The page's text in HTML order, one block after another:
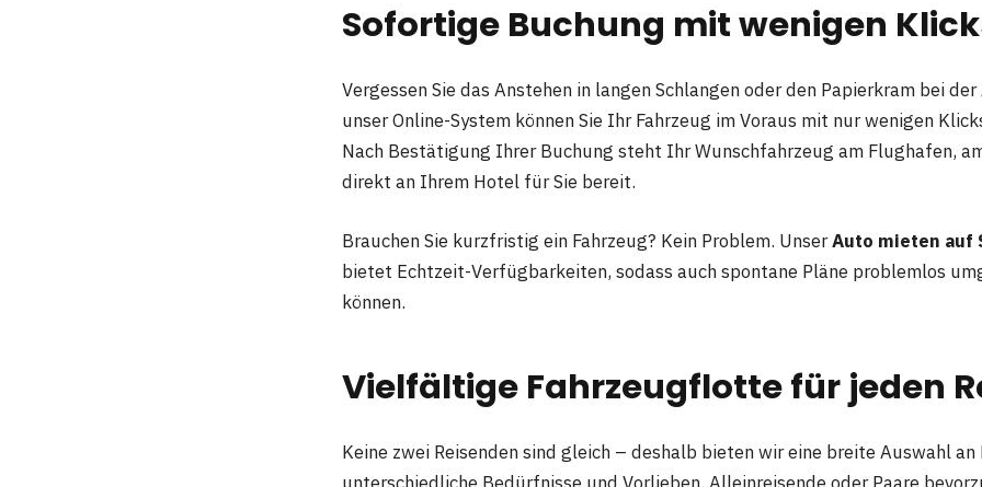
Sofortige Buchung mit wenigen
Vergessen Sie das Anstehen in langen Schlangen oder den Papierkram bei
unser Online-System können Sie Ihr Fahrzeug im Voraus mit nur wenigen
Nach Bestätigung Ihrer Buchung steht Ihr Wunschfahrzeug am Flughafen,
direkt an Ihrem Hotel für Sie bereit.
Brauchen Sie kurzfristig ein Fahrzeug? Kein Problem. UnserAuto mieten auf
bietet Echtzeit-Verfügbarkeiten, sodass auch spontane Pläne problemlos
können.
Vielfältige Fahrzeugflotte für jeden
Keine zwei Reisenden sind gleich – deshalb bieten wir eine breite Auswahl